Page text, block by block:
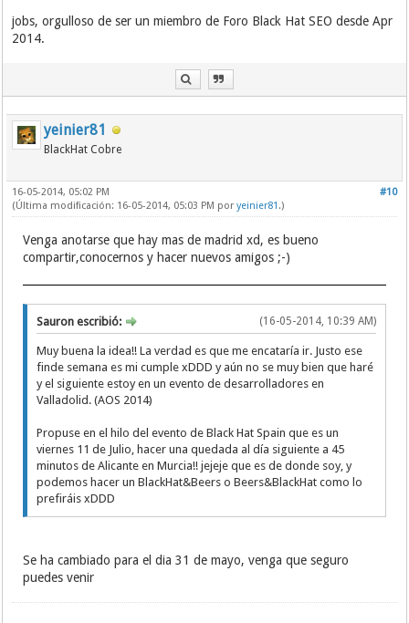
jobs, orgulloso de ser un miembro de Foro Black Hat SEO desde Apr
2014.
yeinier81
BlackHat Cobre
#10
16-05-2014, 05:02 PM
(Última modificación: 16-05-2014, 05:03 PM poryeinier81 .)
Venga anotarse que hay mas de madrid xd, es bueno
compartir,conocernos y hacer nuevos amigos ;-)
(16-05-2014, 10:39 AM)
Sauron escribió:
Muy buena la idea!! La verdad es que me encataría ir. Justo ese
finde semana es mi cumple xDDD y aún no se muy bien que haré
y el siguiente estoy en un evento de desarrolladores en
Valladolid. (AOS 2014)
Propuse en el hilo del evento de Black Hat Spain que es un
viernes 11 de Julio, hacer una quedada al día siguiente a 45
minutos de Alicante en Murcia!! jejeje que es de donde soy, y
podemos hacer un BlackHat&Beers o Beers&BlackHat como lo
prefiráis xDDD
Se ha cambiado para el dia 31 de mayo, venga que seguro
puedes venir